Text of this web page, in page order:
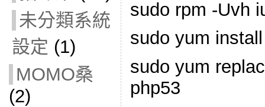
未分類系統
設定 (1)
MOMO桑
(2)
sudo rpm -Uvh
sudo yum
sudo yum
php53